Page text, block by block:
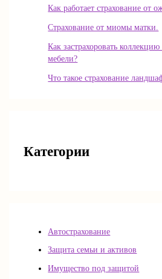
Как работает страхование от
Страхование от миомы матки.
Как застрахоровать коллекцию
мебели?
Что такое страхование
Категории
Автострахование
Защита семьи и активов
Имущество под защитой